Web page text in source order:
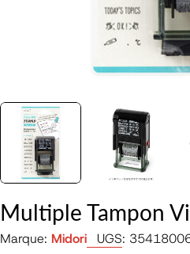
Multiple Tampon
Marque: Midori UGS: